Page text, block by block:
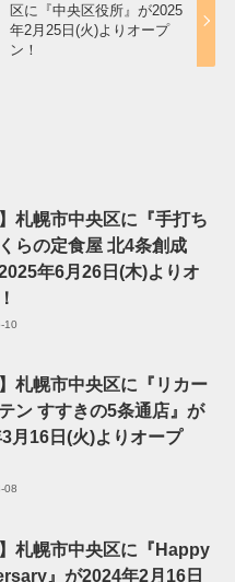
区に『中央区役所』が2025
年2月25日(火)よりオープ
ン！
】札幌市中央区に『手打ち
らの定食屋 北4条創成
年6月26日(木)よりオ
10
】札幌市中央区に『リカー
ン すすきの5条通店』が
月16日(火)よりオープ
08
】札幌市中央区に『Happy
』が2024年2月16日